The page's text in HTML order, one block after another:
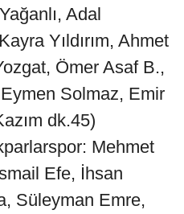
Adal
Yıldırım, Ahmet
Ömer Asaf B.,
Solmaz, Emir
dk.45)
Mehmet
Efe, İhsan
Süleyman Emre,